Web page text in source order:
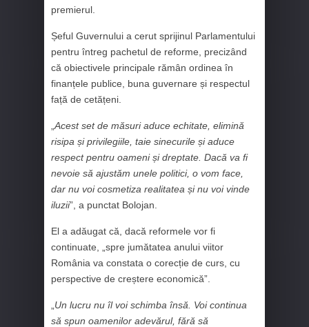
premierul.
Șeful Guvernului a cerut sprijinul Parlamentului
pentru întreg pachetul de reforme, precizând
că obiectivele principale rămân ordinea în
finanțele publice, buna guvernare și respectul
față de cetățeni.
Acest set de măsuri aduce echitate, elimină
risipa și privilegiile, taie sinecurile și aduce
respect pentru oameni și dreptate. Dacă va fi
nevoie să ajustăm unele politici, o vom face,
dar nu voi cosmetiza realitatea și nu voi vinde
iluzii”, a punctat Bolojan.
El a adăugat că, dacă reformele vor fi
continuate, „spre jumătatea anului viitor
România va constata o corecție de curs, cu
perspective de creștere economică”.
Un lucru nu îl voi schimba însă. Voi continua
să spun oamenilor adevărul, fără să